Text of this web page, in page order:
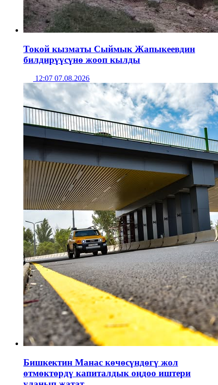
Токой кызматы Сыймык Жапыкеевдин
билдирүүсүнө жооп кылды
12:07 07.08.2026
Бишкектин Манас көчөсүндөгү жол
өтмөктөрдү капиталдык оңдоо иштери